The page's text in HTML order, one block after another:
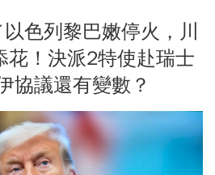
色列黎巴嫩停火，川
花！決派2特使赴瑞士
協議還有變數？